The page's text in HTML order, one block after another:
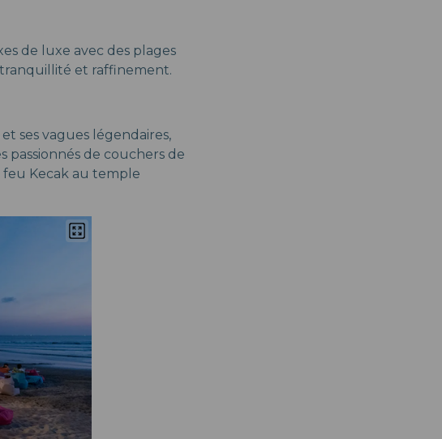
de luxe avec des plages
tranquillité et raffinement.
ses vagues légendaires,
de couchers de
feu Kecak au temple